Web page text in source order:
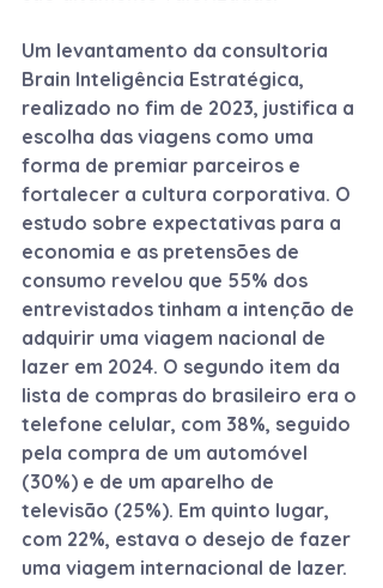
Um levantamento da consultoria
Brain Inteligência Estratégica,
realizado no fim de 2023, justifica a
escolha das viagens como uma
forma de premiar parceiros e
fortalecer a cultura corporativa. O
estudo sobre expectativas para a
economia e as pretensões de
consumo revelou que 55% dos
entrevistados tinham a intenção de
adquirir uma viagem nacional de
lazer em 2024. O segundo item da
lista de compras do brasileiro era o
telefone celular, com 38%, seguido
pela compra de um automóvel
(30%) e de um aparelho de
televisão (25%). Em quinto lugar,
com 22%, estava o desejo de fazer
uma viagem internacional de lazer.